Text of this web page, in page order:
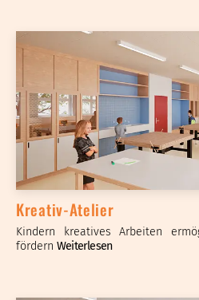
Kreativ-Atelier
Kindern kreatives Arbeiten
fördern Weiterlesen